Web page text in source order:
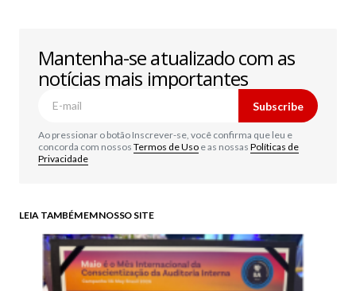
Mantenha-se atualizado com as
notícias mais importantes
Subscribe
Ao pressionar o botão Inscrever-se, você confirma que leu e
concorda com nossos Termos de Uso e as nossas Políticas de
Privacidade
LEIA TAMBÉM EM NOSSO SITE